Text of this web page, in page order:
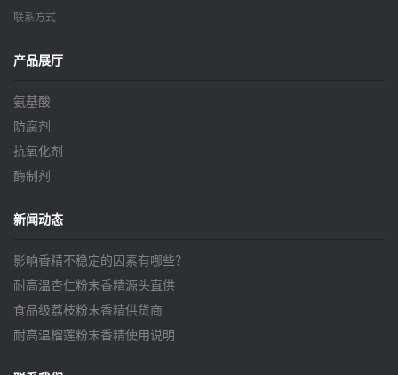
联系方式
产品展厅
氨基酸
防腐剂
抗氧化剂
酶制剂
新闻动态
影响香精不稳定的因素有哪些？
耐高温杏仁粉末香精源头直供
食品级荔枝粉末香精供货商
耐高温榴莲粉末香精使用说明